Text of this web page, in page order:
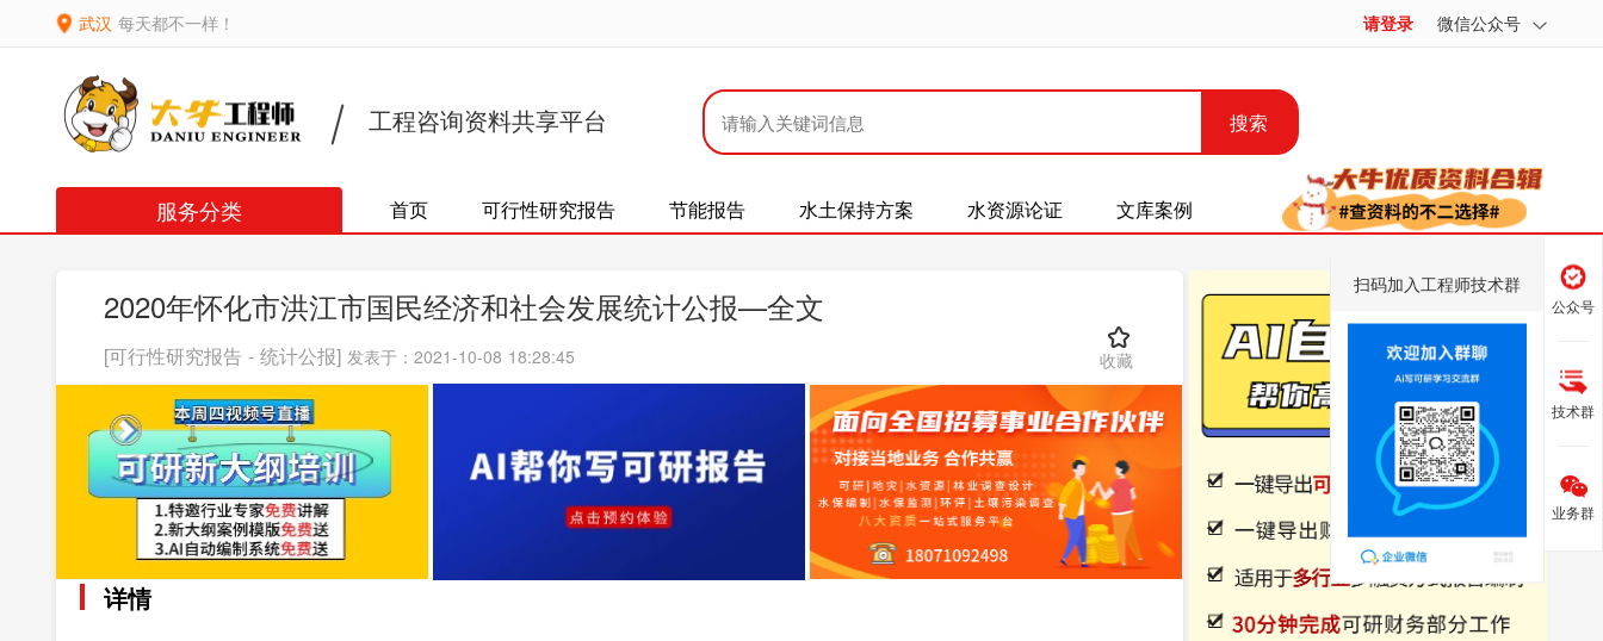
武汉 每天都不一样！ 请登录 微信公众号
工程咨询资料共享平台 搜索
服务分类 首页 可行性研究报告 节能报告 水土保持方案 水资源论证 文库案例
2020年怀化市洪江市国民经济和社会发展统计公报—全文
[可行性研究报告 - 统计公报] 发表于：2021-10-08 18:28:45 收藏
详情
公众号
技术群
扫码加入工程师技术群
业务群